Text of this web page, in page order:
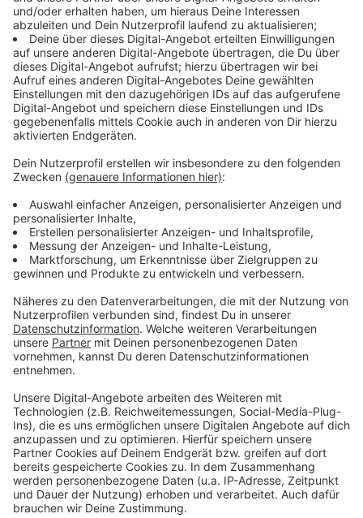
Anzeige
Fehlen Vegetariern wichtige Nährstoffe?
Anzeige
Dass Vegetarier eventuell eine Mangelerscheinung an
Eisen haben könnten, wäre aus Stöckls Sicht der
einzige echte Nachteil dieser Ernährungsform. "Sie
ernähren sich ja noch deutlich variabler als Veganer -
essen Fisch- oder Milchprodukte." Und einen
Eisenmangel könnten sie laut Stöckl auch gut
ausgleichen - mit genügend Gemüse auf dem Teller:
"In Kombination mit Zitrone wird die Aufnahme von
Eisen durch Gemüse befördert", lautet ihr Tipp.
Anzeige
Wird man überhaupt satt?
Anzeige
Der Vorwurf vieler Fleischesser laute häufig: So ein
Salatteller macht doch überhaupt nicht satt. "Der
klassische Salatteller hat aber auch ausgedient",